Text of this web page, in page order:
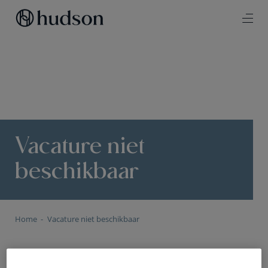
Vacature niet
beschikbaar
Home Vacature niet beschikbaar